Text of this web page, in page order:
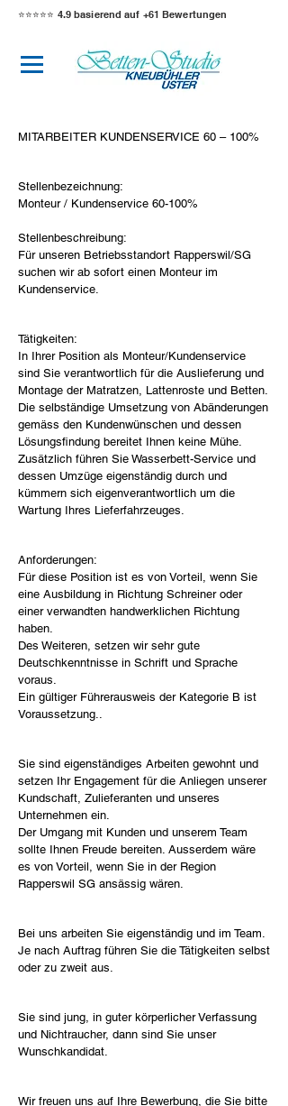
⭐️⭐️⭐️⭐️⭐️ 4.9 basierend auf +61 Bewertungen
MITARBEITER KUNDENSERVICE 60 – 100%
Stellenbezeichnung:
Monteur / Kundenservice 60-100%
Stellenbeschreibung:
Für unseren Betriebsstandort Rapperswil/SG
suchen wir ab sofort einen Monteur im
Kundenservice.
Tätigkeiten:
In Ihrer Position als Monteur/Kundenservice
sind Sie verantwortlich für die Auslieferung und
Montage der Matratzen, Lattenroste und Betten.
Die selbständige Umsetzung von Abänderungen
gemäss den Kundenwünschen und dessen
Lösungsfindung bereitet Ihnen keine Mühe.
Zusätzlich führen Sie Wasserbett-Service und
dessen Umzüge eigenständig durch und
kümmern sich eigenverantwortlich um die
Wartung Ihres Lieferfahrzeuges.
Anforderungen:
Für diese Position ist es von Vorteil, wenn Sie
eine Ausbildung in Richtung Schreiner oder
einer verwandten handwerklichen Richtung
haben.
Des Weiteren, setzen wir sehr gute
Deutschkenntnisse in Schrift und Sprache
voraus.
Ein gültiger Führerausweis der Kategorie B ist
Voraussetzung..
Sie sind eigenständiges Arbeiten gewohnt und
setzen Ihr Engagement für die Anliegen unserer
Kundschaft, Zulieferanten und unseres
Unternehmen ein.
Der Umgang mit Kunden und unserem Team
sollte Ihnen Freude bereiten. Ausserdem wäre
es von Vorteil, wenn Sie in der Region
Rapperswil SG ansässig wären.
Bei uns arbeiten Sie eigenständig und im Team.
Je nach Auftrag führen Sie die Tätigkeiten selbst
oder zu zweit aus.
Sie sind jung, in guter körperlicher Verfassung
und Nichtraucher, dann sind Sie unser
Wunschkandidat.
Wir freuen uns auf Ihre Bewerbung, die Sie bitte